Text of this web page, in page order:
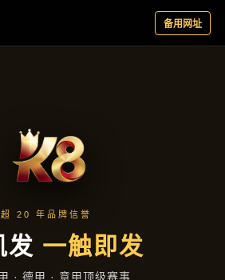
新闻发布
首页 新闻发布